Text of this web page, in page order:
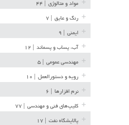
مواد و متالوژی
رنگ و عایق
ایمنی
آب، پساب و پسماند
مهندسی عمومی
رویه و دستورالعمل
نرم افزارها
کلیپ‌های فنی و مهندسی
پالایشگاه نفت